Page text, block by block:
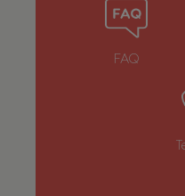
FAQ